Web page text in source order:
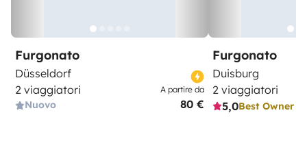
Furgonato
Düsseldorf
2 viaggiatori
Nuovo
A partire da
80 €
Furgonato
Duisburg
2 viaggiatori
5,0Best Owner